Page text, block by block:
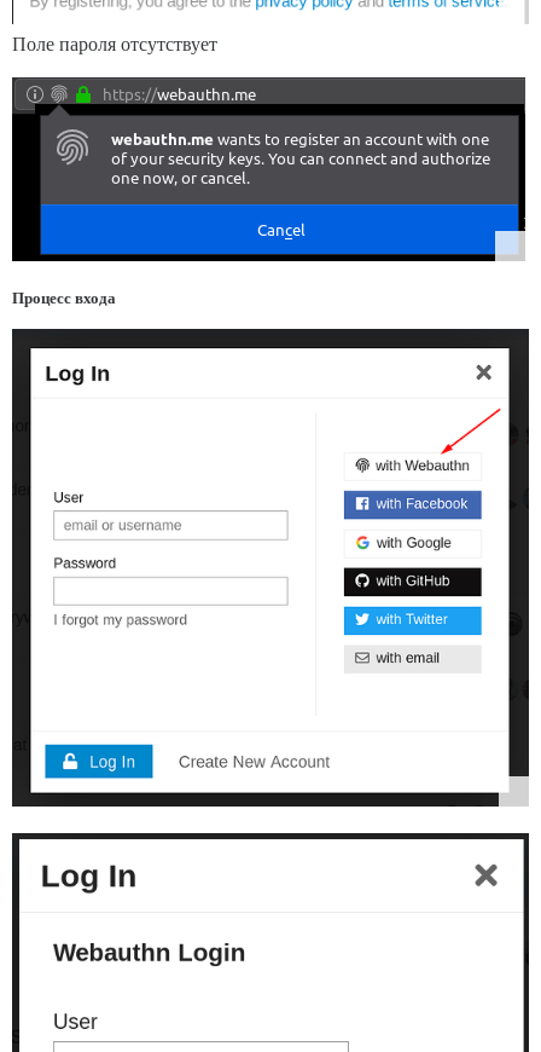
Поле пароля отсутствует
Процесс входа